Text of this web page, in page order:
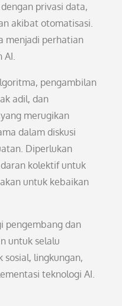
privasi data,
akibat otomatisasi.
menjadi perhatian
AI.
pengambilan
adil, dan
merugikan
dalam diskusi
Diperlukan
kolektif untuk
untuk kebaikan
pengembang dan
untuk selalu
lingkungan,
teknologi AI.